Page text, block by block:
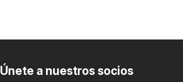
Únete a nuestros socios